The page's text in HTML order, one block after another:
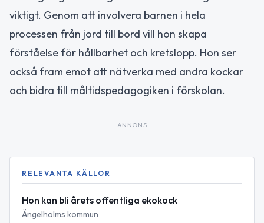
viktigt. Genom att involvera barnen i hela
processen från jord till bord vill hon skapa
förståelse för hållbarhet och kretslopp. Hon ser
också fram emot att nätverka med andra kockar
och bidra till måltidspedagogiken i förskolan.
ANNONS
RELEVANTA KÄLLOR
Hon kan bli årets offentliga ekokock
Ängelholms kommun